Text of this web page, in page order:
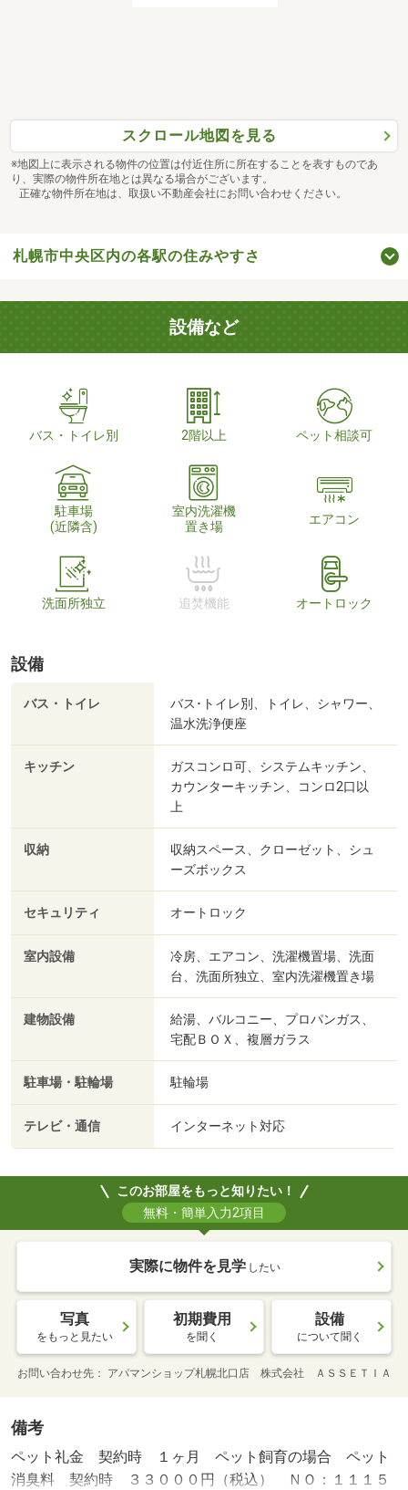
スクロール地図を見る
※地図上に表示される物件の位置は付近住所に所在することを表すものであ
り、実際の物件所在地とは異なる場合がございます。
正確な物件所在地は、取扱い不動産会社にお問い合わせください。
札幌市中央区内の各駅の住みやすさ
設備など
バス・トイレ別 2階以上 ペット相談可
駐車場
(近隣含)
室内洗濯機
置き場
エアコン
洗面所独立 追焚機能 オートロック
設備
バス・トイレ
バス･トイレ別、トイレ、シャワー、
温水洗浄便座
キッチン
ガスコンロ可、システムキッチン、
カウンターキッチン、コンロ2口以
上
収納
収納スペース、クローゼット、シュ
ーズボックス
セキュリティ オートロック
室内設備
冷房、エアコン、洗濯機置場、洗面
台、洗面所独立、室内洗濯機置き場
建物設備
給湯、バルコニー、プロパンガス、
宅配ＢＯＸ、複層ガラス
駐車場・駐輪場 駐輪場
テレビ・通信 インターネット対応
このお部屋をもっと知りたい！
無料・簡単入力2項目
実際に物件を見学 したい
写真
をもっと見たい
初期費用
を聞く
設備
について聞く
お問い合わせ先 アパマンショップ札幌北口店 株式会社 ＡＳＳＥＴＩＡ
備考
ペット礼金 契約時 １ヶ月 ペット飼育の場合 ペット
消臭料 契約時 ３３０００円（税込） ＮＯ：１１１５